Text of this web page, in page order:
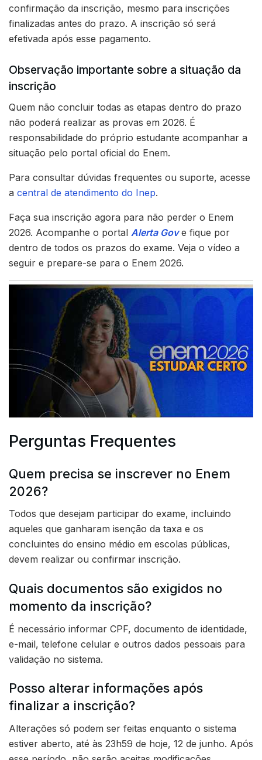
confirmação da inscrição, mesmo para inscrições
finalizadas antes do prazo. A inscrição só será
efetivada após esse pagamento.
Observação importante sobre a situação da
inscrição
Quem não concluir todas as etapas dentro do prazo
não poderá realizar as provas em 2026. É
responsabilidade do próprio estudante acompanhar a
situação pelo portal oficial do Enem.
Para consultar dúvidas frequentes ou suporte, acesse
a central de atendimento do Inep.
Faça sua inscrição agora para não perder o Enem
2026. Acompanhe o portal Alerta Gov e fique por
dentro de todos os prazos do exame. Veja o vídeo a
seguir e prepare-se para o Enem 2026.
Perguntas Frequentes
Quem precisa se inscrever no Enem
2026?
Todos que desejam participar do exame, incluindo
aqueles que ganharam isenção da taxa e os
concluintes do ensino médio em escolas públicas,
devem realizar ou confirmar inscrição.
Quais documentos são exigidos no
momento da inscrição?
É necessário informar CPF, documento de identidade,
e-mail, telefone celular e outros dados pessoais para
validação no sistema.
Posso alterar informações após
finalizar a inscrição?
Alterações só podem ser feitas enquanto o sistema
estiver aberto, até às 23h59 de hoje, 12 de junho. Após